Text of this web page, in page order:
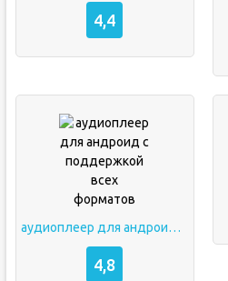
4,4
аудиоплеер для андроид с поддержкой всех форматов
4,8